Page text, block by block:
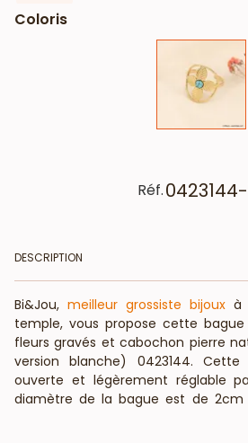
Coloris
Réf.0423144-
DESCRIPTION
Bi&Jou, meilleur grossiste bijouxà
temple, vous propose cette
fleurs gravés et cabochon pierre
version blanche) 0423144.
ouverte et légèrement réglable
diamètre de la bague est de
est composé de pierre (ou nacre